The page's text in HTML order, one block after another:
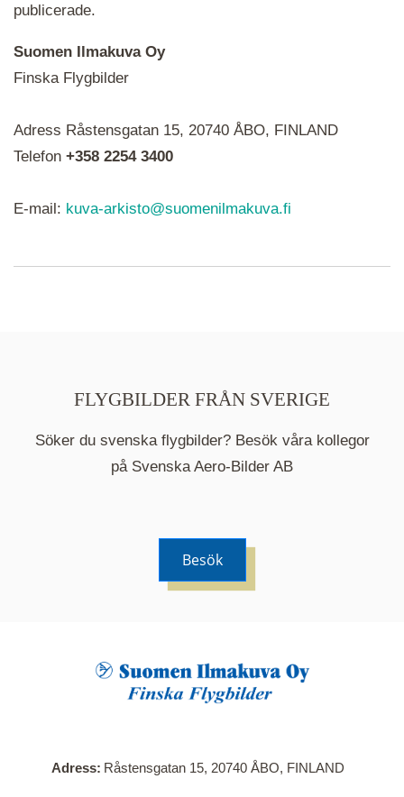
ikoner är det en serie i varje. Utplacerade bilder
syns som nålar istället.
När du klickar på en serie så öppnas en ny flik.
Här visas en karta över bilder med kända
publicerade.
Suomen Ilmakuva Oy
Finska Flygbilder
Adress Råstensgatan 15, 20740 ÅBO, FINLAND
Telefon +358 2254 3400
E-mail: kuva-arkisto@suomenilmakuva.fi
FLYGBILDER FRÅN SVERIGE
Söker du svenska flygbilder? Besök våra kollegor
på Svenska Aero-Bilder AB
Besök
Adress Råstensgatan 15, 20740 ÅBO, FINLAND